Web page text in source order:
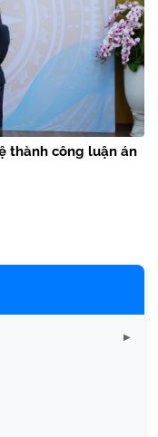
thành công luận án